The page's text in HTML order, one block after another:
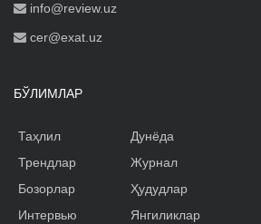
info@review.uz
cer@exat.uz
БЎЛИМЛАР
Таҳлил
Трендлар
Бозорлар
Интервью
Дунёда
Журнал
Ҳудудлар
Янгиликлар